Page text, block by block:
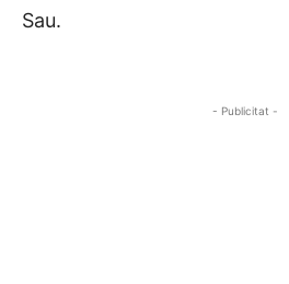
Sau.
- Publicitat -